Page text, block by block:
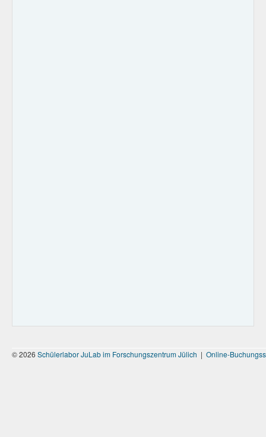
© 2026 Schülerlabor JuLab im Forschungszentrum Jülich | Online-